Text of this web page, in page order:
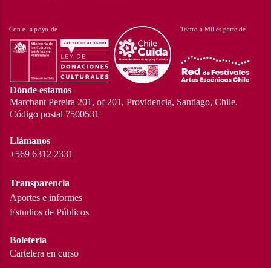
Dónde estamos
Marchant Pereira 201, of 201, Providencia, Santiago, Chile.
Código postal 7500531
Llámanos
+569 6312 2331
Transparencia
Aportes e informes
Estudios de Públicos
Boletería
Cartelera en curso